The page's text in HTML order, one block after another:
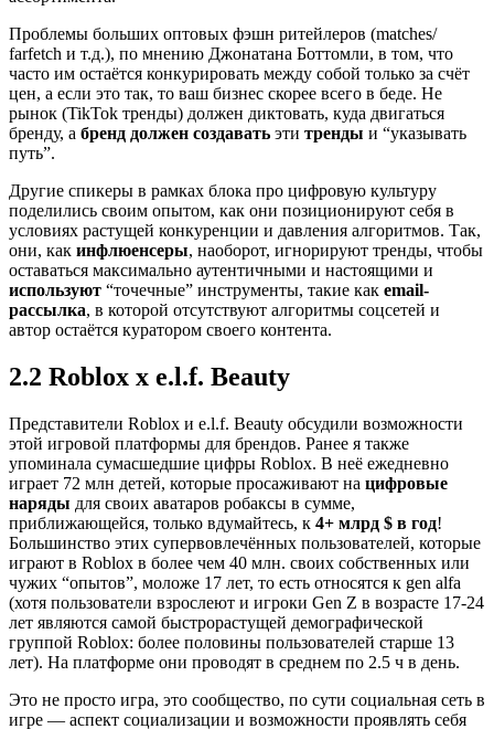
Проблемы больших оптовых фэшн ритейлеров (matches/
farfetch и т.д.), по мнению Джонатана Боттомли, в том, что
часто им остаётся конкурировать между собой только за счёт
цен, а если это так, то ваш бизнес скорее всего в беде. Не
рынок (TikTok тренды) должен диктовать, куда двигаться
бренду, а бренд должен создавать эти тренды и “указывать
путь”.
Другие спикеры в рамках блока про цифровую культуру
поделились своим опытом, как они позиционируют себя в
условиях растущей конкуренции и давления алгоритмов. Так,
они, как инфлюенсеры, наоборот, игнорируют тренды, чтобы
оставаться максимально аутентичными и настоящими и
используют “точечные” инструменты, такие как email-
рассылка, в которой отсутствуют алгоритмы соцсетей и
автор остаётся куратором своего контента.
2.2 Roblox х e.l.f. Beauty
Представители Roblox и e.l.f. Beauty обсудили возможности
этой игровой платформы для брендов. Ранее я также
упоминала сумасшедшие цифры Roblox. В неё ежедневно
играет 72 млн детей, которые просаживают на цифровые
наряды для своих аватаров робаксы в сумме,
приближающейся, только вдумайтесь, к 4+ млрд $ в год!
Большинство этих супервовлечённых пользователей, которые
играют в Roblox в более чем 40 млн. своих собственных или
чужих “опытов”, моложе 17 лет, то есть относятся к gen alfa
(хотя пользователи взрослеют и игроки Gen Z в возрасте 17-24
лет являются самой быстрорастущей демографической
группой Roblox: более половины пользователей старше 13
лет). На платформе они проводят в среднем по 2.5 ч в день.
Это не просто игра, это сообщество, по сути социальная сеть в
игре — аспект социализации и возможности проявлять себя